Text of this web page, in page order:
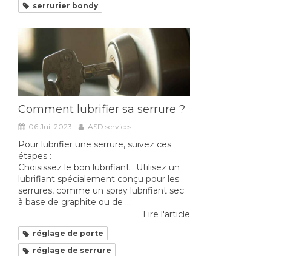
serrurier bondy
Comment lubrifier sa serrure ?
06 Juil 2023 ASD services
Pour lubrifier une serrure, suivez ces
étapes :
Choisissez le bon lubrifiant : Utilisez un
lubrifiant spécialement conçu pour les
serrures, comme un spray lubrifiant sec
à base de graphite ou de ...
Lire l'article
réglage de porte
réglage de serrure